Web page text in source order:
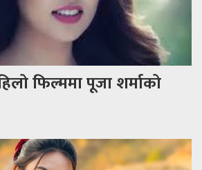
फिल्ममा पूजा शर्माको